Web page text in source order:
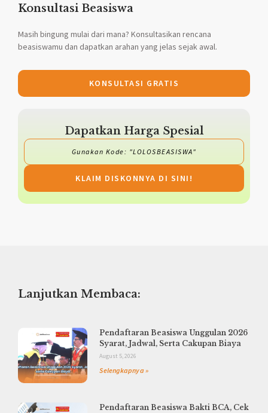
Konsultasi Beasiswa
Masih bingung mulai dari mana? Konsultasikan rencana
beasiswamu dan dapatkan arahan yang jelas sejak awal.
KONSULTASI GRATIS
Dapatkan Harga Spesial
Gunakan Kode: "LOLOSBEASISWA"
KLAIM DISKONNYA DI SINI!
Lanjutkan Membaca:
Pendaftaran Beasiswa Unggulan 2026
Syarat, Jadwal, Serta Cakupan Biaya
August 5, 2026
Selengkapnya »
Pendaftaran Beasiswa Bakti BCA, Cek